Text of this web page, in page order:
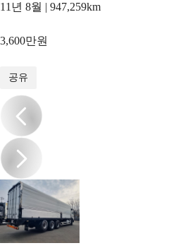
11년 8월 | 947,259km
3,600만원
공유
/9